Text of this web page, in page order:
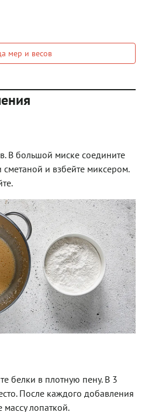
мер и весов
В большой миске соедините
и взбейте миксером.
белки в плотную пену. В 3
После каждого добавления
лопаткой.